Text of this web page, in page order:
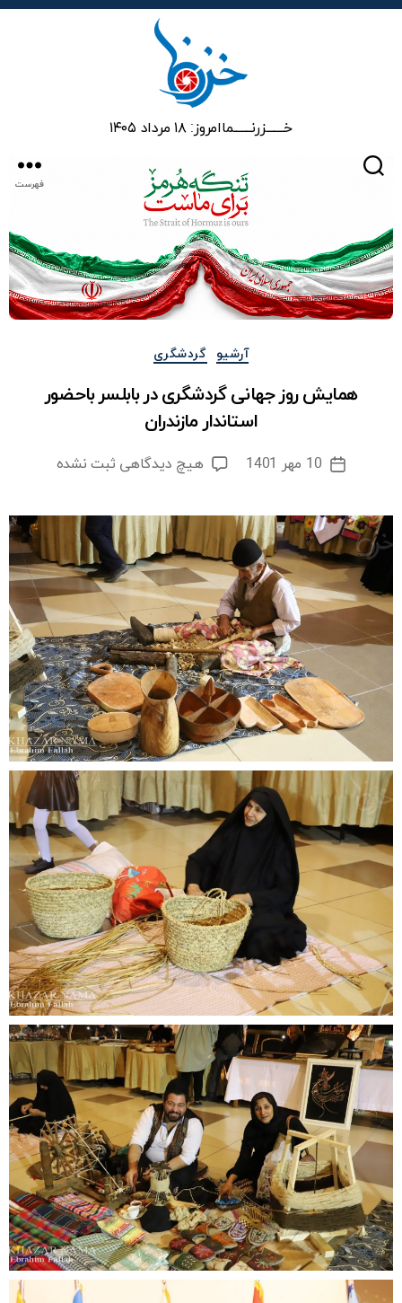
خـــــــزرنـــــــماامروز: ۱۸ مرداد ۱۴۰۵
فهرست
دسته‌ها آرشیو گردشگری
همایش روز جهانی گردشگری در بابلسر باحضور
استاندار مازندران
تاریخ
10 مهر 1401 هیچ دیدگاهی برای
جهانی
گردشگری
در
بابلسر
باحضور
استاندار
مازندران
ثبت نشده